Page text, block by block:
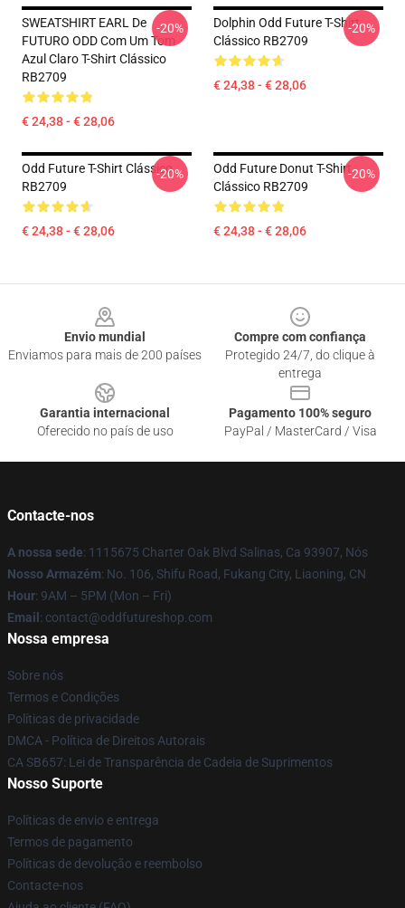
SWEATSHIRT EARL De
FUTURO ODD Com Um Tom
Azul Claro T-Shirt Clássico
RB2709
€ 24,38 - € 28,06
-20%
Dolphin Odd Future T-Shirt
Clássico RB2709
€ 24,38 - € 28,06
-20%
Odd Future T-Shirt Clássico
RB2709
€ 24,38 - € 28,06
-20%
Odd Future Donut T-Shirt
Clássico RB2709
€ 24,38 - € 28,06
-20%
Envio mundial
Enviamos para mais de 200 países
Compre com confiança
Protegido 24/7, do clique à
entrega
Garantia internacional
Oferecido no país de uso
Pagamento 100% seguro
PayPal / MasterCard / Visa
Contacte-nos
A nossa sede: 1115675 Charter Oak Blvd Salinas, Ca 93907, Nós
Nosso Armazém: No. 106, Shifu Road, Fukang City, Liaoning, CN
Hour: 9AM – 5PM (Mon – Fri)
Email : contact@oddfutureshop.com
Nossa empresa
Sobre nós
Termos e Condições
Políticas de privacidade
DMCA - Política de Direitos Autorais
CA SB657: Lei de Transparência de Cadeia de Suprimentos
Nosso Suporte
Políticas de envio e entrega
Termos de pagamento
Políticas de devolução e reembolso
Contacte-nos